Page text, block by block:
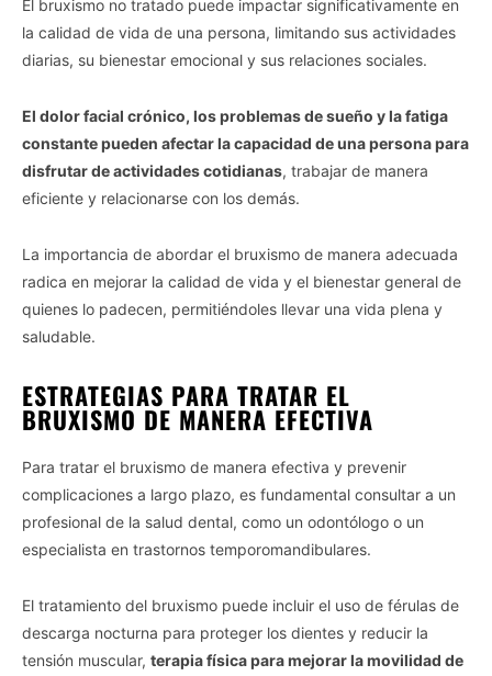
El bruxismo no tratado puede impactar significativamente en
la calidad de vida de una persona, limitando sus actividades
diarias, su bienestar emocional y sus relaciones sociales.
El dolor facial crónico, los problemas de sueño y la fatiga
constante pueden afectar la capacidad de una persona para
disfrutar de actividades cotidianas, trabajar de manera
eficiente y relacionarse con los demás.
La importancia de abordar el bruxismo de manera adecuada
radica en mejorar la calidad de vida y el bienestar general de
quienes lo padecen, permitiéndoles llevar una vida plena y
saludable.
ESTRATEGIAS PARA TRATAR EL
BRUXISMO DE MANERA EFECTIVA
Para tratar el bruxismo de manera efectiva y prevenir
complicaciones a largo plazo, es fundamental consultar a un
profesional de la salud dental, como un odontólogo o un
especialista en trastornos temporomandibulares.
El tratamiento del bruxismo puede incluir el uso de férulas de
descarga nocturna para proteger los dientes y reducir la
tensión muscular, terapia física para mejorar la movilidad de